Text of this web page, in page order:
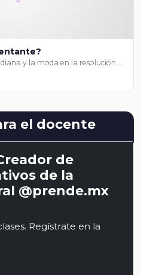
y la moda en la resolución …
el docente
de
de la
@prende.mx
Regístrate en la